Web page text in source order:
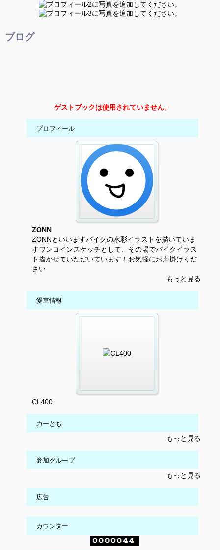
ブログ
ゲストブックは使用されていません。
プロフィール
ZONN
ZONNといいますバイクの水彩イラストを描いていま
すワンコインスケッチとして、その場でバイクイラス
ト描かせていただいています！お気軽にお声掛けくだ
さい
もっと見る
愛車情報
CL400
カーとも
もっと見る
参加グループ
もっと見る
広告
カウンター